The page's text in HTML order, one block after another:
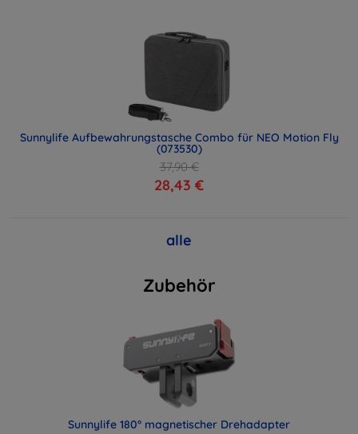
Sunnylife Aufbewahrungstasche Combo für NEO Motion Fly
(073530)
37,90 €
28,43 €
alle
Zubehör
Sunnylife 180° magnetischer Drehadapter